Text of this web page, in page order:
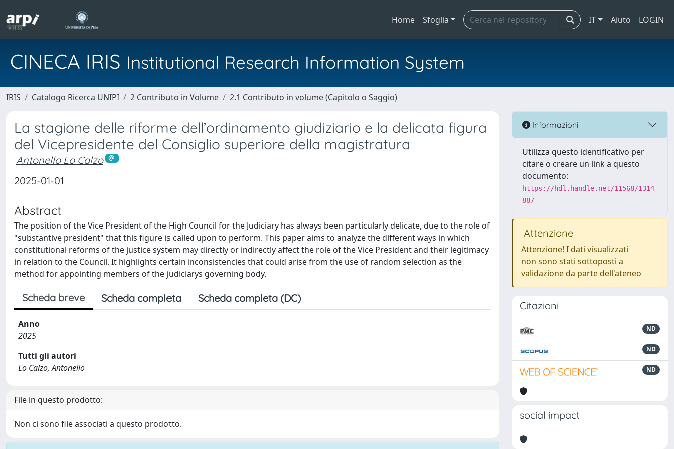
Home Sfoglia IT Aiuto LOGIN
CINECA IRIS Institutional Research Information System
IRIS Catalogo Ricerca UNIPI 2 Contributo in Volume 2.1 Contributo in volume (Capitolo o Saggio)
La stagione delle riforme dell’ordinamento giudiziario e la delicata figura
del Vicepresidente del Consiglio superiore della magistratura
Antonello Lo Calzo
2025-01-01
Abstract
The position of the Vice President of the High Council for the Judiciary has always been particularly delicate, due to the role of
"substantive president" that this figure is called upon to perform. This paper aims to analyze the different ways in which
constitutional reforms of the justice system may directly or indirectly affect the role of the Vice President and their legitimacy
in relation to the Council. It highlights certain inconsistencies that could arise from the use of random selection as the
method for appointing members of the judiciarys governing body.
Scheda breve Scheda completa Scheda completa (DC)
Anno
2025
Tutti gli autori
Lo Calzo, Antonello
File in questo prodotto:
Non ci sono file associati a questo prodotto.
Informazioni
Utilizza questo identificativo per
citare o creare un link a questo
documento:
https://hdl.handle.net/11568/1314
887
Attenzione
Attenzione! I dati visualizzati
non sono stati sottoposti a
validazione da parte dell'ateneo
Citazioni
ND
ND
ND
social impact